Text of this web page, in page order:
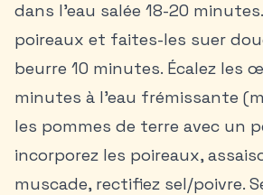
dans l’eau salée 18-20
poireaux et faites-les suer
beurre 10 minutes. Écalez les
minutes à l’eau frémissante
les pommes de terre avec un
incorporez les poireaux,
muscade, rectifiez sel/poivre.